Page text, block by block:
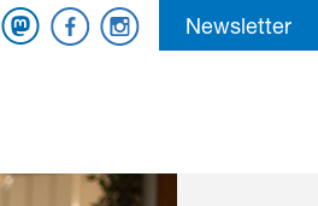
MastodonFacebookInstagramNewsletter